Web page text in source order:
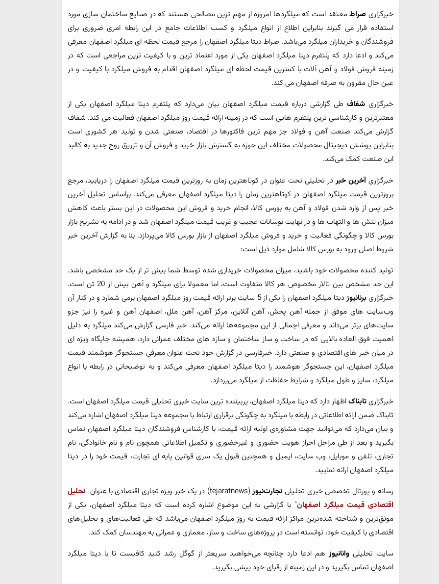
خبرگزاری صراطمعتقد است که میلگردها امروزه از مهم ترین مصالحی هستند که در صنایع ساختمان سازی مورد
استفاده قرار می گیرند بنابراین اطلاع از انواع میلگرد و کسب اطلاعات جامع در این رابطه امری ضروری برای
فروشندگان و خریداران میلگرد می‌باشد. صراط دیتا میلگرد اصفهان را مرجع قیمت لحظه ای میلگرد اصفهان معرفی
می‌کند و ادعا دارد که پلتفرم دیتا میلگرد اصفهان یکی از مورد اعتماد ترین و با کیفیت ترین مراجعی است که در
زمینه فروش فولاد و آهن آلات با کمترین قیمت لحظه ای میلگرد اصفهان اقدام به فروش میلگرد با کیفیت و در
عین حال مقرون به صرفه اصفهان می کند.
خبرگزاری شفافطی گزارشی درباره قیمت میلگرد اصفهان بیان می‌دارد که پلتفرم دیتا میلگرد اصفهان یکی از
معتبرترین و کارشناسی ترین پلتفرم هایی است که در زمینه ارائه قیمت روز میلگرد اصفهان فعالیت می کند. شفاف
گزارش می‌کند صنعت آهن و فولاد جز مهم ترین فاکتورها در اقتصاد، صنعتی شدن و تولید هر کشوری است
بنابراین پوشش دیجیتال محصولات مختلف این حوزه به گسترش بازار خرید و فروش آن و تزریق روح جدید به کالبد
این صنعت کمک می‌کند.
خبرگزاریآخرین خبر در تحلیلی تحت عنوان در کوتاهترین زمان به روزترین قیمت میلگرد اصفهان را دریابید، مرجع
بروزترین قیمت میلگرد اصفهان در کوتاهترین زمان را دیتا میلگرد اصفهان معرفی می‌کند. براساس تحلیل آخرین
خبر پس از وارد شدن فولاد و آهن به بورس کالا، انجام خرید و فروش این محصولات در این بستر باعث کاهش
میزان تنش ها و التهاب ها و در نهایت نوسانات عجیب و غریب قیمت میلگرد اصفهان شد و در ادامه به تشریح بازار
بورس کالا و چگونگی فعالیت و خرید و فروش میلگرد اصفهان از بازار بورس کالا می‌پردازد. بنا به گزارش آخرین خبر
شروط اصلی ورود به بورس کالا شامل موارد ذیل است:
تولید کننده محصولات خود باشید، میزان محصولات خریداری شده توسط شما بیش تر از یک حد مشخصی باشد.
این حد مشخص بین تالار مخصوص هر کالا متفاوت است، اما معمولا برای میلگرد و آهن بیش از 20 تن است.
خبرگزاری برنانیوز
دیتا میلگرد اصفهان را یکی از 5 سایت برتر ارائه قیمت روز میلگرد اصفهان برمی شمارد و در کنار آن
وب‌سایت های موفق از جمله آهن پخش، آهن آنلاین، مرکز آهن، آهن ملل، اصفهان آهن و غیره را نیز جزو
سایت‌های برتر می‌داند و معرفی اجمالی از این مجموعه‌ها ارائه می‌کند. خبر فارسی گزارش می‌کند میلگرد به دلیل
اهمیت فوق العاده بالایی که در ساخت و ساز ساختمان و سازه های مختلف عمرانی دارد، همیشه جایگاه ویژه ای
در میان خبر های اقتصادی و صنعتی دارد. خبرفارسی در گزارش خود تحت عنوان معرفی جستجوگر هوشمند قیمت
میلگرد اصفهان، این جستجوگر هوشمند را دیتا میلگرد اصفهان معرفی می‌کند و به توضیحاتی در رابطه با انواع
میلگرد، سایز و طول میلگرد و شرایط حفاظت از میلگرد می‌پردازد.
خبرگزاریتابناکاظهار دارد که دیتا میلگرد اصفهان، پربیننده ترین سایت خبری تحلیلی قیمت میلگرد اصفهان است.
تابناک ضمن ارائه اطلاعاتی در رابطه با میلگرد به چگونگی برقراری ارتباط با مجموعه دیتا میلگرد اصفهان اشاره می‌کند
و بیان می‌دارد که می‌توانید جهت مشاوره‌ی اولیه ارائه قیمت، با کارشناس فروشندگان دیتا میلگرد اصفهان تماس
بگیرید و بعد از طی مراحل احراز هویت حضوری و غیرحضوری و تکمیل اطلاعاتی همچون نام و نام خانوادگی، نام
تجاری، تلفن و موبایل، وب سایت، ایمیل و همچنین قبول یک سری قوانین پایه ای تجارت، قیمت خود را در دیتا
میلگرد اصفهان ارائه نمایید.
رسانه و پورتال تخصصی خبری تحلیلی تجارت‌نیوز(tejaratnews) در یک خبر ویژه تجاری اقتصادی با عنوان "
تحلیل
اقتصادی قیمت میلگرد اصفهان" با گزارشی به این موضوع اشاره کرده است که دیتا میلگرد اصفهان، یکی از
موثق‌ترین و شناخته ‌شده‌ترین مراکز ارائه قیمت به روز میلگرد اصفهان می‌باشد که طی فعالیت‌های و تحلیل‌های
اقتصادی با کیفیت خود، توانسته است در پروژه‌های ساخت و ساز، معماری و عمرانی به مهندسان کمک کند.
سایت تحلیلی وانانیوزهم ادعا دارد چنانچه می‌خواهید سریعتر از گوگل رشد کنید کافیست تا با دیتا میلگرد
اصفهان تماس بگیرید و در این زمینه از رقبای خود پیشی بگیرید.